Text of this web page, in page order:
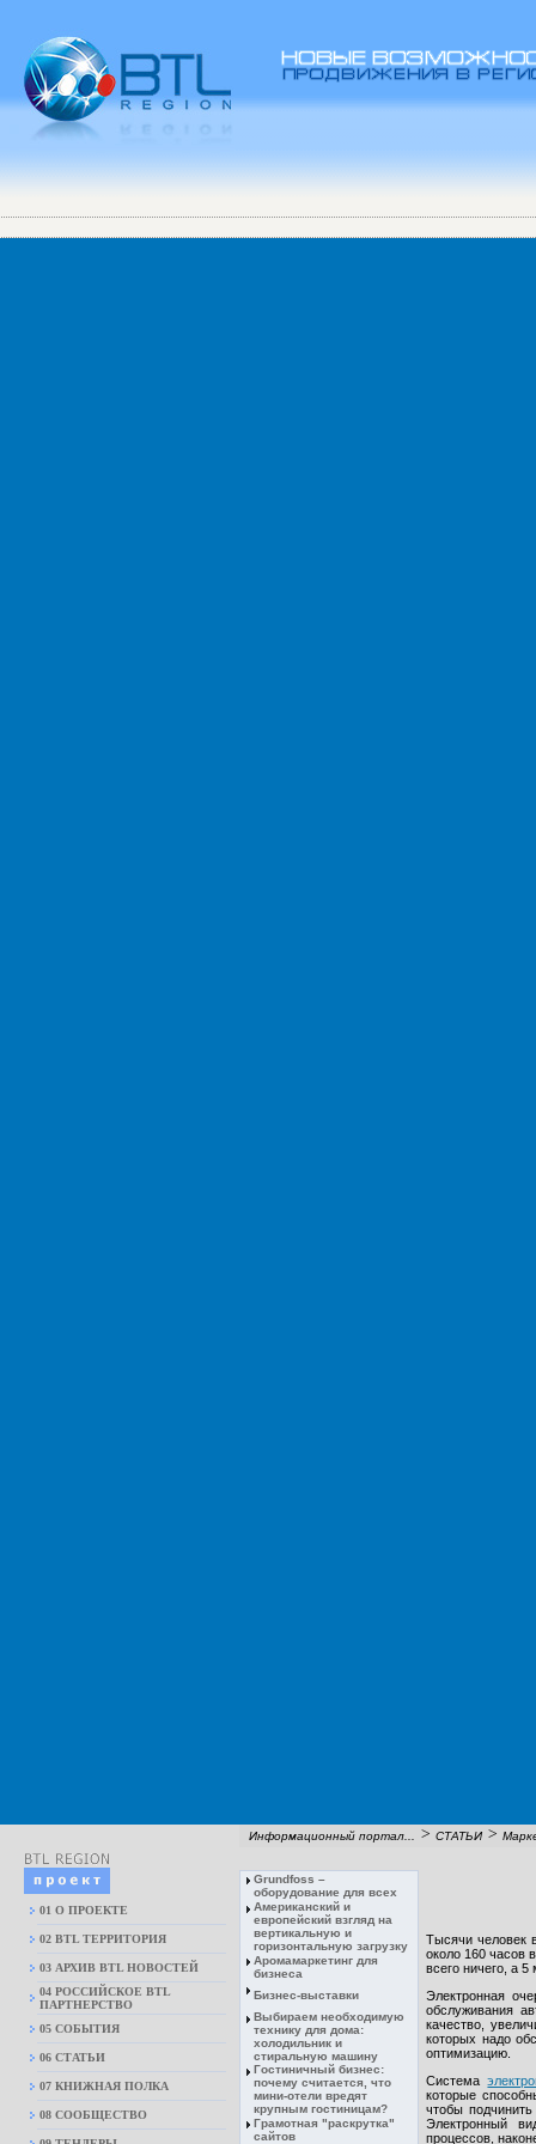
Информационный портал... > СТАТЬИ >
01 О ПРОЕКТЕ
02 BTL ТЕРРИТОРИЯ
03 АРХИВ BTL НОВОСТЕЙ
04 РОССИЙСКОЕ BTL
ПАРТНЕРСТВО
05 СОБЫТИЯ
06 СТАТЬИ
07 КНИЖНАЯ ПОЛКА
08 CООБЩЕСТВО
Grundfoss –
оборудование для всех
Американский и
европейский взгляд на
вертикальную и
горизонтальную загрузку
Аромамаркетинг для
бизнеса
Бизнес-выставки
Выбираем необходимую
технику для дома:
холодильник и
стиральную машину
Гостиничный бизнес:
почему считается, что
мини-отели вредят
крупным гостиницам?
Грамотная "раскрутка"
сайтов
Тысячи человек
около 160 часов
всего ничего, а
Электронная
обслуживания
качество,
которых надо
оптимизацию.
Система
которые
чтобы
Электронный
процессов,